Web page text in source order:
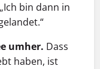
bin dann in
umher. Dass
haben, ist